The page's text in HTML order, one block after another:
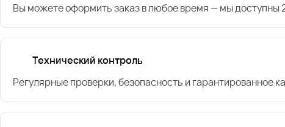
Вы можете оформить заказ в любое время — мы доступны
Технический контроль
Регулярные проверки, безопасность и гарантированное